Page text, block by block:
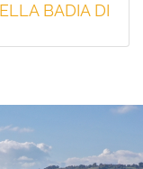
BADIA DI